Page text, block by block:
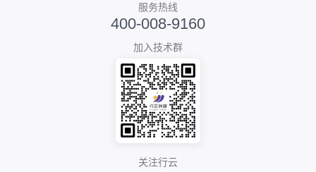
服务热线
400-008-9160
加入技术群
关注行云